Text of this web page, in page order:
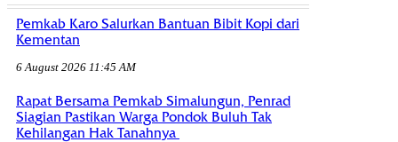
Pemkab Karo Salurkan Bantuan Bibit Kopi dari
Kementan
6 August 2026 11:45 AM
Rapat Bersama Pemkab Simalungun, Penrad
Siagian Pastikan Warga Pondok Buluh Tak
Kehilangan Hak Tanahnya